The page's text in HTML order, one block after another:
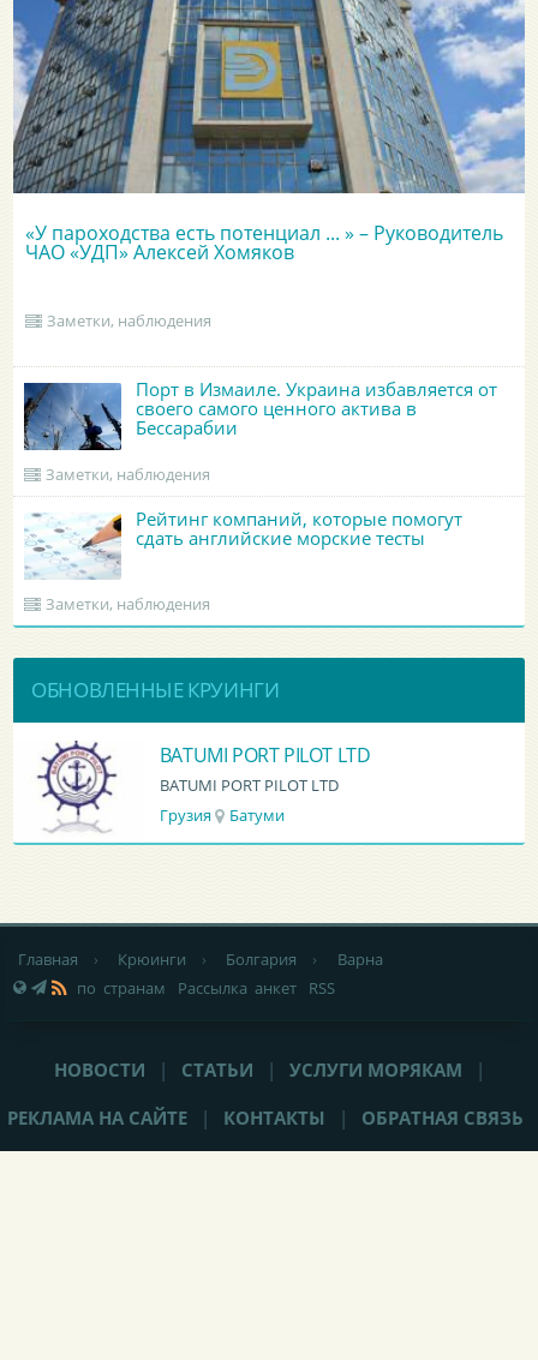
«У пароходства есть потенциал ... » – Руководитель
ЧАО «УДП» Алексей Хомяков
Заметки, наблюдения
Порт в Измаиле. Украина избавляется от
своего самого ценного актива в
Бессарабии
Заметки, наблюдения
Рейтинг компаний, которые помогут
сдать английские морские тесты
Заметки, наблюдения
ОБНОВЛЕННЫЕ КРУИНГИ
BATUMI PORT PILOT LTD
BATUMI PORT PILOT LTD
Грузия
Батуми
Главная › Крюинги › Болгария ›
Варна
по странам
Рассылка анкет RSS
НОВОСТИ | СТАТЬИ | УСЛУГИ МОРЯКАМ
|
РЕКЛАМА НА САЙТЕ
| КОНТАКТЫ | ОБРАТНАЯ СВЯЗЬ